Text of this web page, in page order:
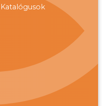
Katalógusok